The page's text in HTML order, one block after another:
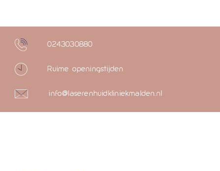
0243030880
Ruime openingstijden
info@laserenhuidkliniekmalden.nl